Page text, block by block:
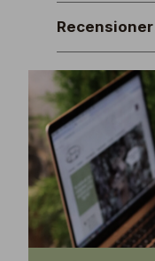
Recensioner